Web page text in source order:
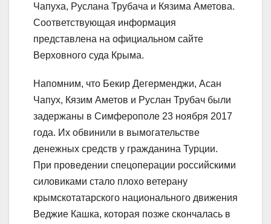
Чапуха, Руслана Трубача и Кязима Аметова.
Соответствующая информация
представлена на официальном сайте
Верховного суда Крыма.
Напомним, что Бекир Дегерменджи, Асан
Чапух, Кязим Аметов и Руслан Трубач были
задержаны в Симферополе 23 ноября 2017
года. Их обвинили в вымогательстве
денежных средств у гражданина Турции.
При проведении спецоперации российскими
силовиками стало плохо ветерану
крымскотатарского национального движения
Веджие Кашка, которая позже скончалась в